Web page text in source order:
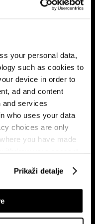
your personal data,
such as cookies to
device in order to
ad and content
and services
who uses your data
choices are only
you have made
your consent
geographical
Prikaži detalje
navijen
koji po
Nvidijine proizvode.
pošteđeni otkrića iz
dokumenata